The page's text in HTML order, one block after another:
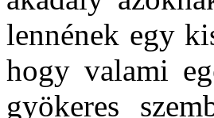
lennének egy
hogy valami
gyökeres